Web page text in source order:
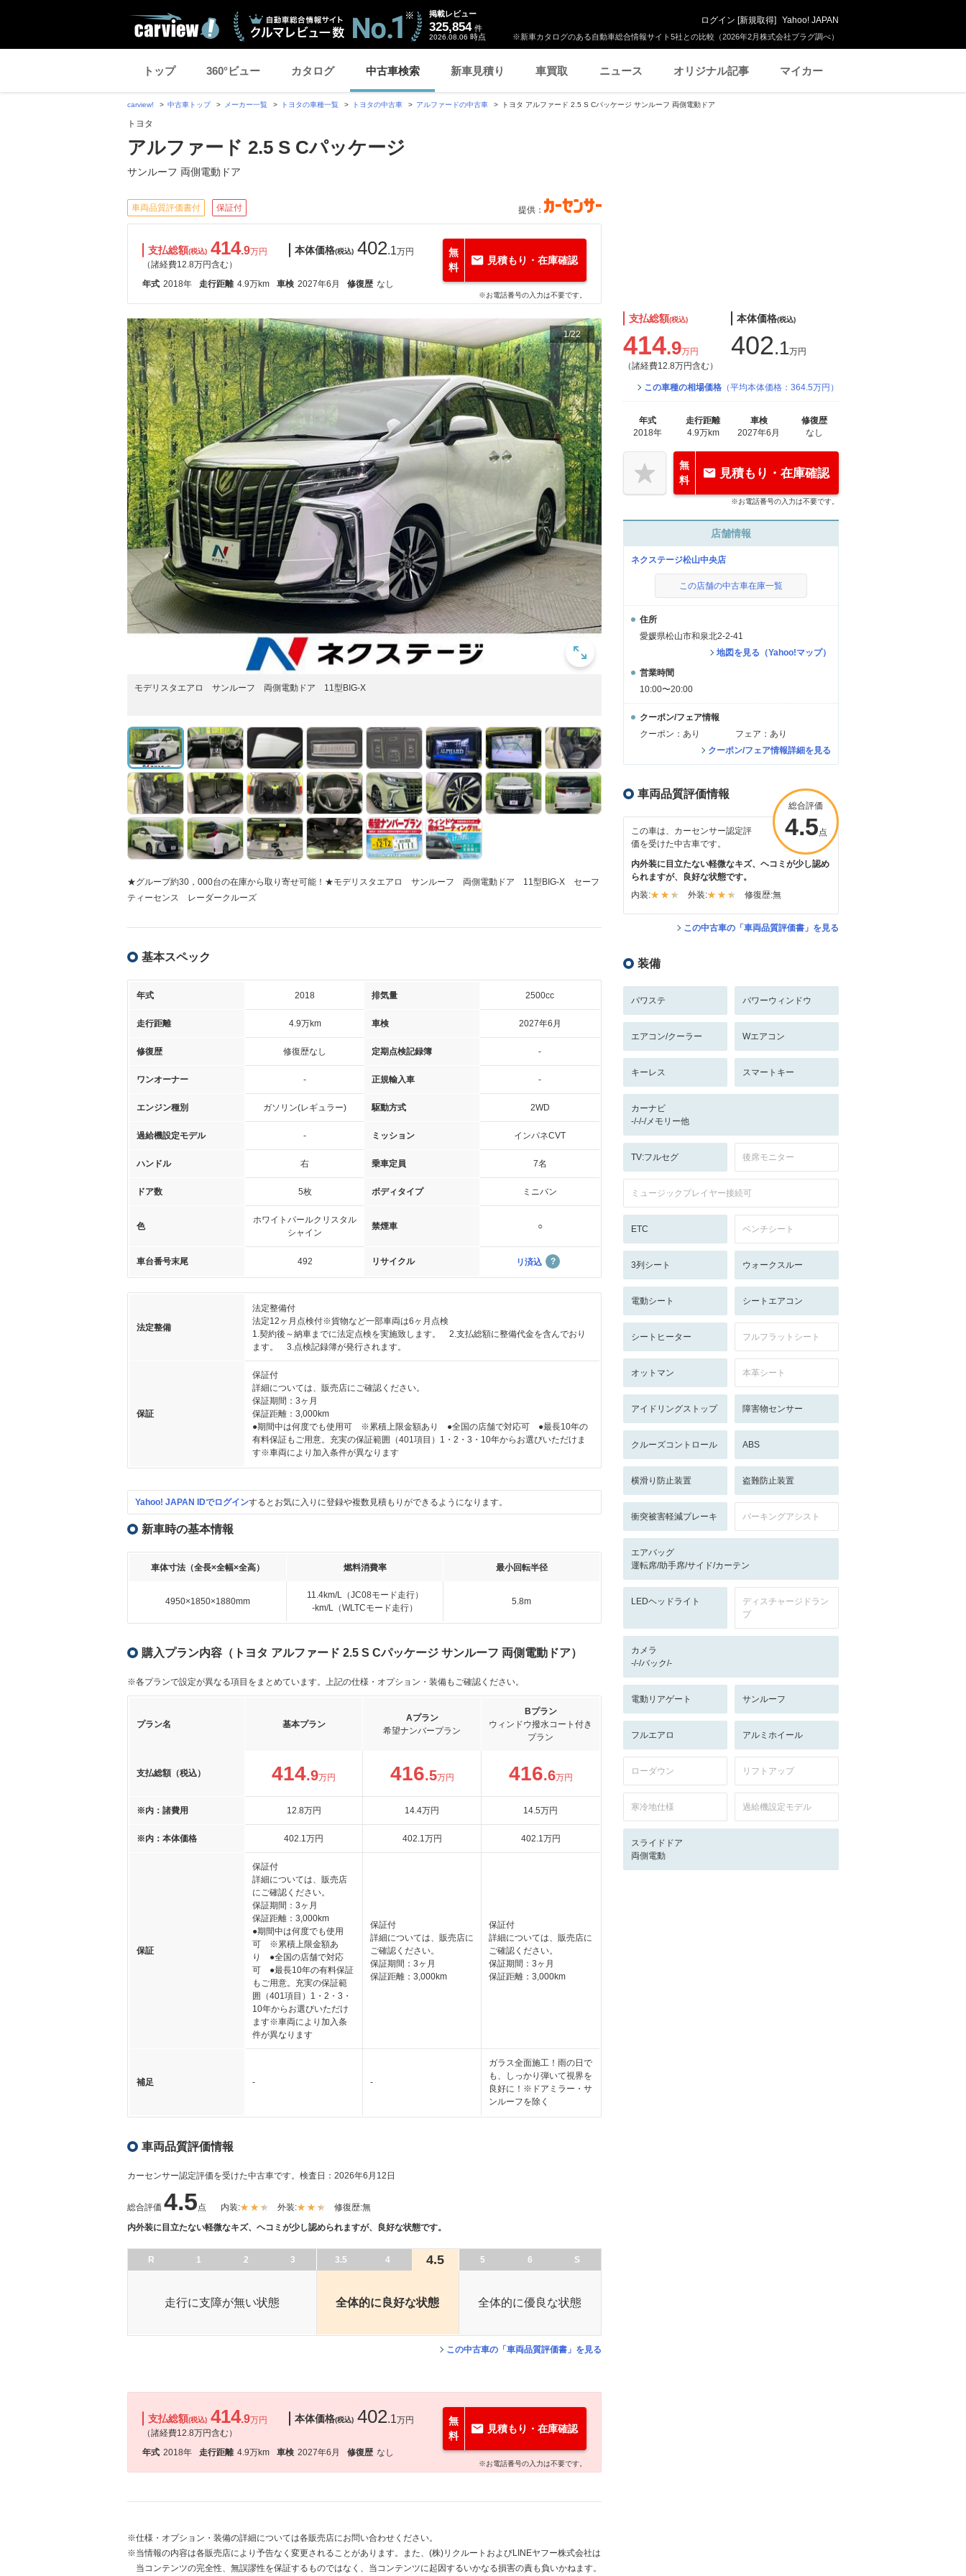
※新車カタログのある自動車総合情報サイト5社との比較（2026年2月株式会社プラグ調べ）
掲載レビュー
325,854 件
2026.08.06 時点
ログイン [新規取得] Yahoo! JAPAN
トップ 360°ビュー カタログ 中古車検索 新車見積り 車買取 ニュース オリジナル記事 マイカー
carview! 中古車トップ メーカー一覧 トヨタの車種一覧 トヨタの中古車 アルファードの中古車 トヨタ アルファード 2.5 S Cパッケージ サンルーフ 両側電動ドア
トヨタ
アルファード 2.5 S Cパッケージ
サンルーフ 両側電動ドア
車両品質評価書付 保証付 提供：
支払総額(税込) 414.9万円
（諸経費12.8万円含む）
本体価格(税込) 402.1万円
年式 2018年 走行距離 4.9万km 車検 2027年6月 修復歴 なし
無
料
見積もり・在庫確認
※お電話番号の入力は不要です。
1/22
モデリスタエアロ サンルーフ 両側電動ドア 11型BIG-X
★グループ約30，000台の在庫から取り寄せ可能！★モデリスタエアロ サンルーフ 両側電動ドア 11型BIG-X セーフ
ティーセンス レーダークルーズ
基本スペック
年式 2018 排気量 2500cc
走行距離 4.9万km 車検 2027年6月
修復歴 修復歴なし 定期点検記録簿 -
ワンオーナー - 正規輸入車 -
エンジン種別 ガソリン(レギュラー) 駆動方式 2WD
過給機設定モデル - ミッション インパネCVT
ハンドル 右 乗車定員 7名
ドア数 5枚 ボディタイプ ミニバン
色
ホワイトパールクリスタル
シャイン
禁煙車 ○
車台番号末尾 492 リサイクル リ済込
法定整備
法定整備付
法定12ヶ月点検付※貨物など一部車両は6ヶ月点検
1.契約後～納車までに法定点検を実施致します。 2.支払総額に整備代金を含んでおり
ます。 3.点検記録簿が発行されます。
保証
保証付
詳細については、販売店にご確認ください。
保証期間：3ヶ月
保証距離：3,000km
●期間中は何度でも使用可 ※累積上限金額あり ●全国の店舗で対応可 ●最長10年の
有料保証もご用意。充実の保証範囲（401項目）1・2・3・10年からお選びいただけま
す※車両により加入条件が異なります
Yahoo! JAPAN IDでログインするとお気に入りに登録や複数見積もりができるようになります。
新車時の基本情報
車体寸法（全長×全幅×全高） 燃料消費率 最小回転半径
4950×1850×1880mm
11.4km/L（JC08モード走行）
-km/L（WLTCモード走行）
5.8m
購入プラン内容（トヨタ アルファード 2.5 S Cパッケージ サンルーフ 両側電動ドア）
※各プランで設定が異なる項目をまとめています。上記の仕様・オプション・装備もご確認ください。
プラン名 基本プラン
Aプラン
希望ナンバープラン
Bプラン
ウィンドウ撥水コート付き
プラン
支払総額（税込） 414.9万円 416.5万円 416.6万円
※内：諸費用 12.8万円 14.4万円 14.5万円
※内：本体価格 402.1万円 402.1万円 402.1万円
保証
保証付
詳細については、販売店
にご確認ください。
保証期間：3ヶ月
保証距離：3,000km
●期間中は何度でも使用
可 ※累積上限金額あ
り ●全国の店舗で対応
可 ●最長10年の有料保証
もご用意。充実の保証範
囲（401項目）1・2・3・
10年からお選びいただけ
ます※車両により加入条
件が異なります
保証付
詳細については、販売店に
ご確認ください。
保証期間：3ヶ月
保証距離：3,000km
保証付
詳細については、販売店に
ご確認ください。
保証期間：3ヶ月
保証距離：3,000km
補足 - -
ガラス全面施工！雨の日で
も、しっかり弾いて視界を
良好に！※ドアミラー・サ
ンルーフを除く
車両品質評価情報
カーセンサー認定評価を受けた中古車です。 検査日：2026年6月12日
総合評価 4.5点 内装: 外装: 修復歴:無
内外装に目立たない軽微なキズ、ヘコミが少し認められますが、良好な状態です。
R 1 2 3 3.5 4 4.5 5 6 S
走行に支障が無い状態 全体的に良好な状態 全体的に優良な状態
この中古車の「車両品質評価書」を見る
支払総額(税込) 414.9万円
（諸経費12.8万円含む）
本体価格(税込) 402.1万円
年式 2018年 走行距離 4.9万km 車検 2027年6月 修復歴 なし
無
料
見積もり・在庫確認
※お電話番号の入力は不要です。
※仕様・オプション・装備の詳細については各販売店にお問い合わせください。
※当情報の内容は各販売店により予告なく変更されることがあります。また、(株)リクルートおよびLINEヤフー株式会社は
当コンテンツの完全性、無誤謬性を保証するものではなく、当コンテンツに起因するいかなる損害の責も負いかねます。
支払総額(税込)
414.9万円
（諸経費12.8万円含む）
本体価格(税込)
402.1万円
この車種の相場価格 （平均本体価格：364.5万円）
年式
2018年
走行距離
4.9万km
車検
2027年6月
修復歴
なし
無
料
見積もり・在庫確認
※お電話番号の入力は不要です。
店舗情報
ネクステージ松山中央店
この店舗の中古車在庫一覧
住所
愛媛県松山市和泉北2-2-41
地図を見る（Yahoo!マップ）
営業時間
10:00〜20:00
クーポン/フェア情報
クーポン：あり
フェア：あり
クーポン/フェア情報詳細を見る
車両品質評価情報
総合評価
4.5点
この車は、カーセンサー認定評
価を受けた中古車です。
内外装に目立たない軽微なキズ、ヘコミが少し認め
られますが、良好な状態です。
内装:
外装: 修復歴:無
この中古車の「車両品質評価書」を見る
装備
パワステ パワーウィンドウ
エアコン/クーラー Wエアコン
キーレス スマートキー
カーナビ
-/-/-/メモリー他
TV:フルセグ 後席モニター
ミュージックプレイヤー接続可
ETC ベンチシート
3列シート ウォークスルー
電動シート シートエアコン
シートヒーター フルフラットシート
オットマン 本革シート
アイドリングストップ 障害物センサー
クルーズコントロール ABS
横滑り防止装置 盗難防止装置
衝突被害軽減ブレーキ パーキングアシスト
エアバッグ
運転席/助手席/サイド/カーテン
LEDヘッドライト
ディスチャージドラン
プ
カメラ
-/-/バック/-
電動リアゲート サンルーフ
フルエアロ アルミホイール
ローダウン リフトアップ
寒冷地仕様 過給機設定モデル
スライドドア
両側電動